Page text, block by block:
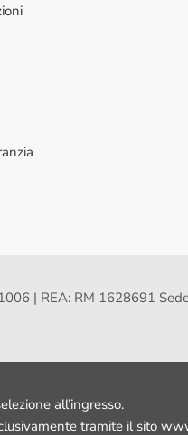
| REA: RM 1628691
all’ingresso.
tramite il sito